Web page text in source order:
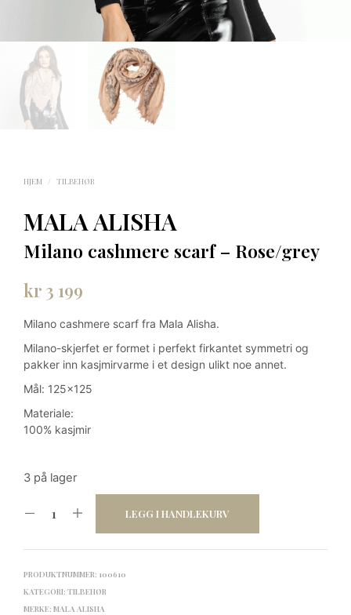
HJEM / TILBEHØR
MALA ALISHA
Milano cashmere scarf – Rose/grey
kr 3 199
Milano cashmere scarf fra Mala Alisha.
Milano-skjerfet er formet i perfekt firkantet symmetri og
pakker inn kasjmirvarme i et design ulikt noe annet.
Mål: 125×125
Materiale:
100% kasjmir
3 på lager
LEGG I HANDLEKURV
PRODUKTNUMMER: 100610
KATEGORI: TILBEHØR
MERKE: MALA ALISHA